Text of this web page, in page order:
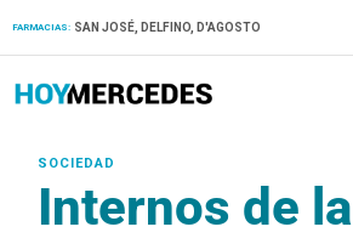
FARMACIAS: SAN JOSÉ, DELFINO, D'AGOSTO
Internos de la